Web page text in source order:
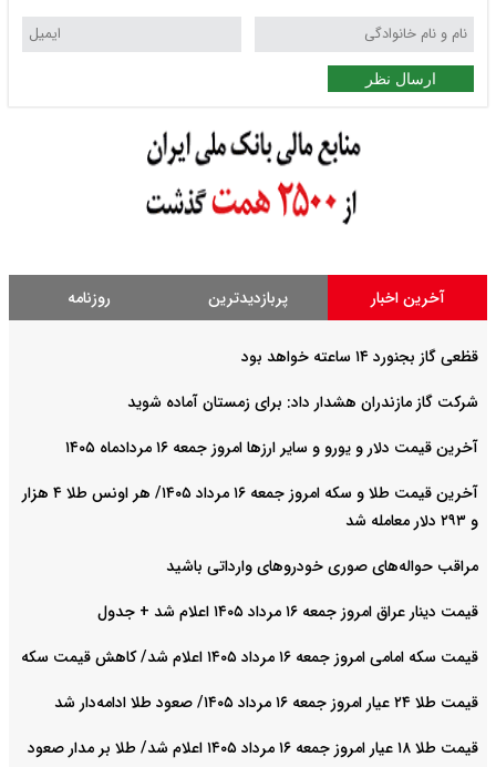
ارسال نظر
آخرین اخبار پربازدیدترین روزنامه
قظعی گاز بجنورد ۱۴ ساعته خواهد بود
شرکت گاز مازندران هشدار داد: برای زمستان آماده شوید
آخرین قیمت دلار و یورو و سایر ارزها امروز جمعه ۱۶ مردادماه ۱۴۰۵
آخرین قیمت طلا و سکه امروز جمعه ۱۶ مرداد ۱۴۰۵/ هر اونس طلا ۴ هزار
و ٢٩٣ دلار معامله شد
مراقب حواله‌های صوری خودروهای وارداتی باشید
قیمت دینار عراق امروز جمعه ۱۶ مرداد ۱۴۰۵ اعلام شد + جدول
قیمت سکه امامی امروز جمعه ۱۶ مرداد ۱۴۰۵ اعلام شد/ کاهش قیمت سکه
قیمت طلا ۲۴ عیار امروز جمعه ۱۶ مرداد ۱۴۰۵/ صعود طلا ادامه‌دار شد
قیمت طلا ۱۸ عیار امروز جمعه ۱۶ مرداد ۱۴۰۵ اعلام شد/ طلا بر مدار صعود